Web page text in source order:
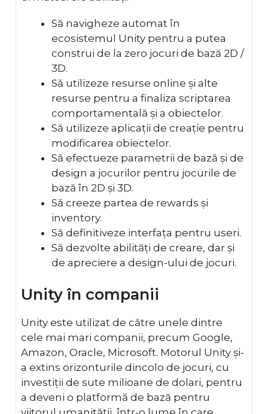
Să navigheze automat în
ecosistemul Unity pentru a putea
construi de la zero jocuri de bază 2D /
3D.
Să utilizeze resurse online și alte
resurse pentru a finaliza scriptarea
comportamentală și a obiectelor.
Să utilizeze aplicații de creație pentru
modificarea obiectelor.
Să efectueze parametrii de bază și de
design a jocurilor pentru jocurile de
bază în 2D și 3D.
Să creeze partea de rewards și
inventory.
Să definitiveze interfața pentru useri.
Să dezvolte abilități de creare, dar și
de apreciere a design-ului de jocuri.
Unity în companii
Unity este utilizat de către unele dintre
cele mai mari companii, precum Google,
Amazon, Oracle, Microsoft. Motorul Unity și-
a extins orizonturile dincolo de jocuri, cu
investiții de sute milioane de dolari, pentru
a deveni o platformă de bază pentru